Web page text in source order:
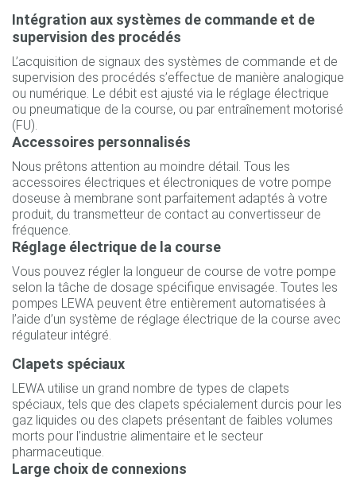
Intégration aux systèmes de commande et de
supervision des procédés
L’acquisition de signaux des systèmes de commande et de
supervision des procédés s’effectue de manière analogique
ou numérique. Le débit est ajusté via le réglage électrique
ou pneumatique de la course, ou par entraînement motorisé
(FU).
Accessoires personnalisés
Nous prêtons attention au moindre détail. Tous les
accessoires électriques et électroniques de votre pompe
doseuse à membrane sont parfaitement adaptés à votre
produit, du transmetteur de contact au convertisseur de
fréquence.
Réglage électrique de la course
Vous pouvez régler la longueur de course de votre pompe
selon la tâche de dosage spécifique envisagée. Toutes les
pompes LEWA peuvent être entièrement automatisées à
l’aide d’un système de réglage électrique de la course avec
régulateur intégré.
Clapets spéciaux
LEWA utilise un grand nombre de types de clapets
spéciaux, tels que des clapets spécialement durcis pour les
gaz liquides ou des clapets présentant de faibles volumes
morts pour l’industrie alimentaire et le secteur
pharmaceutique.
Large choix de connexions